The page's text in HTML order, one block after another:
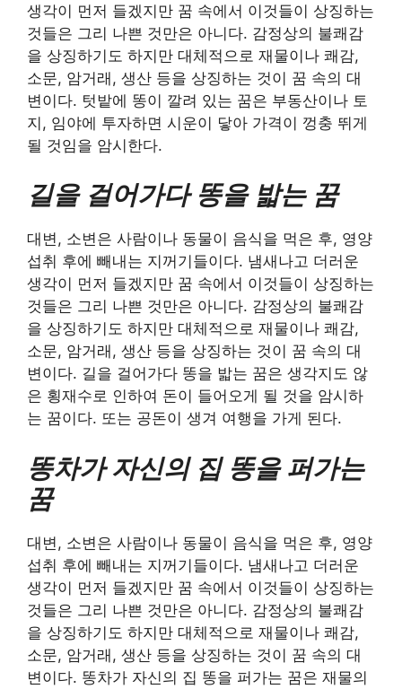
생각이 먼저 들겠지만 꿈 속에서 이것들이 상징하는
것들은 그리 나쁜 것만은 아니다. 감정상의 불쾌감
을 상징하기도 하지만 대체적으로 재물이나 쾌감,
소문, 암거래, 생산 등을 상징하는 것이 꿈 속의 대
변이다. 텃밭에 똥이 깔려 있는 꿈은 부동산이나 토
지, 임야에 투자하면 시운이 닿아 가격이 껑충 뛰게
될 것임을 암시한다.
길을 걸어가다 똥을 밟는 꿈
대변, 소변은 사람이나 동물이 음식을 먹은 후, 영양
섭취 후에 빼내는 지꺼기들이다. 냄새나고 더러운
생각이 먼저 들겠지만 꿈 속에서 이것들이 상징하는
것들은 그리 나쁜 것만은 아니다. 감정상의 불쾌감
을 상징하기도 하지만 대체적으로 재물이나 쾌감,
소문, 암거래, 생산 등을 상징하는 것이 꿈 속의 대
변이다. 길을 걸어가다 똥을 밟는 꿈은 생각지도 않
은 횡재수로 인하여 돈이 들어오게 될 것을 암시하
는 꿈이다. 또는 공돈이 생겨 여행을 가게 된다.
똥차가 자신의 집 똥을 퍼가는
꿈
대변, 소변은 사람이나 동물이 음식을 먹은 후, 영양
섭취 후에 빼내는 지꺼기들이다. 냄새나고 더러운
생각이 먼저 들겠지만 꿈 속에서 이것들이 상징하는
것들은 그리 나쁜 것만은 아니다. 감정상의 불쾌감
을 상징하기도 하지만 대체적으로 재물이나 쾌감,
소문, 암거래, 생산 등을 상징하는 것이 꿈 속의 대
변이다. 똥차가 자신의 집 똥을 퍼가는 꿈은 재물의